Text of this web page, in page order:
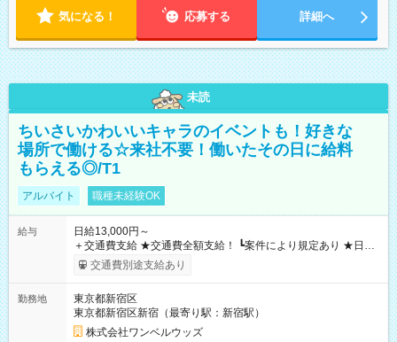
気になる！ 応募する 詳細へ
未読
ちいさいかわいいキャラのイベントも！好きな
場所で働ける☆来社不要！働いたその日に給料
もらえる◎/T1
アルバイト 職種未経験OK
給与
日給13,000円～
＋交通費支給 ★交通費全額支給！ ┗案件により規定あり ★日払
いOK！（規定あり） ┗働いたその日に現金GET♪ お仕事後はコ
ンビニATMから 日払い分を引き落とせます！ 【試用期間】試
交通費別途支給あり
勤務地
東京都新宿区
東京都新宿区新宿（最寄り駅：新宿駅）
株式会社ワンベルウッズ